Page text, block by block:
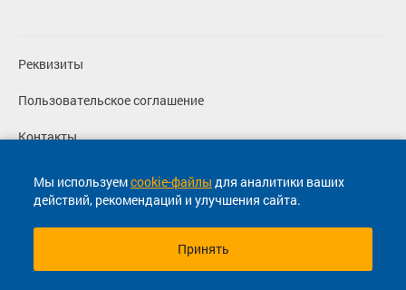
Мы используемcookie-файлы для аналитики ваших
действий, рекомендаций и улучшения сайта.
Принять
Реквизиты
Пользовательское соглашение
Контакты
Политика конфиденциальности
Перевозчикам
© 2013-2026, ООО "Капитал"- Онлайн сервис продажи